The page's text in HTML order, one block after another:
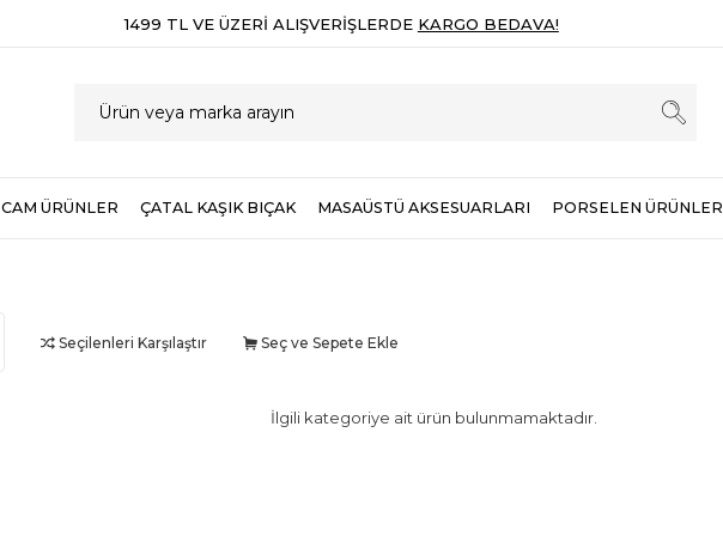
1499 TL VE ÜZERI ALIŞVERIŞLERDE KARGO BEDAVA!
CAM ÜRÜNLER ÇATAL KAŞIK BIÇAK MASAÜSTÜ AKSESUARLARI PORSELEN ÜRÜNLER
Seçilenleri Karşılaştır Seç ve Sepete Ekle
İlgili kategoriye ait ürün bulunmamaktadır.